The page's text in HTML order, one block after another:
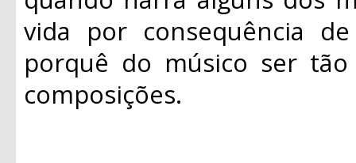
vida por consequência
porquê do músico ser
composições.